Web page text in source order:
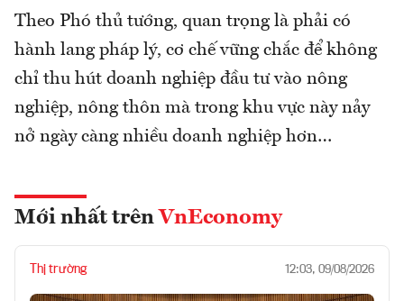
Theo Phó thủ tướng, quan trọng là phải có
hành lang pháp lý, cơ chế vững chắc để không
chỉ thu hút doanh nghiệp đầu tư vào nông
nghiệp, nông thôn mà trong khu vực này nảy
nở ngày càng nhiều doanh nghiệp hơn…
Mới nhất trên VnEconomy
Thị trường 12:03, 09/08/2026